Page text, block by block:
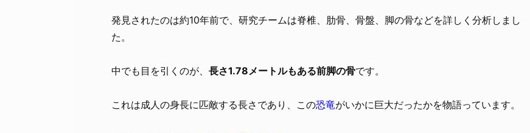
発見されたのは約10年前で、研究チームは脊椎、肋骨、骨盤、脚の骨などを詳しく分析しまし
た。
中でも目を引くのが、 長さ1.78メートルもある前脚の骨です。
これは成人の身長に匹敵する長さであり、この恐竜がいかに巨大だったかを物語っています。